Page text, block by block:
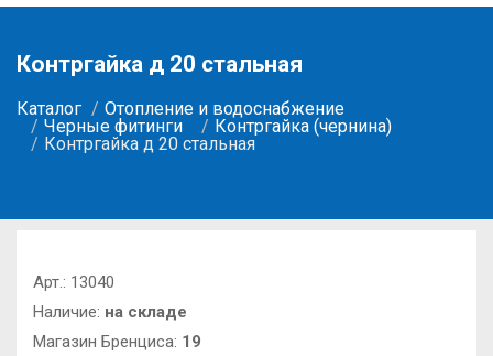
Контргайка д 20 стальная
Каталог
Отопление и водоснабжение
Черные фитинги
Контргайка (чернина)
Контргайка д 20 стальная
Арт.: 13040
Наличие: на складе
Магазин Бренциса: 19